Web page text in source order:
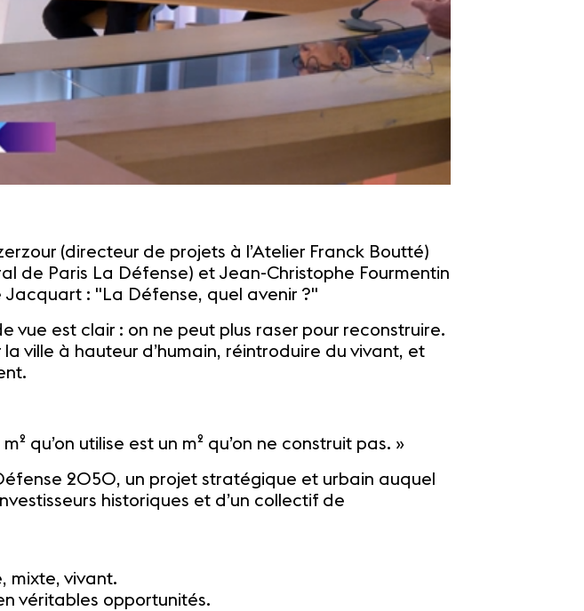
(directeur de projets à l’Atelier Franck Boutté)
de Paris La Défense) et Jean-Christophe Fourmentin
Jacquart : "La Défense, quel avenir ?"
vue est clair : on ne peut plus raser pour reconstruire.
ville à hauteur d’humain, réintroduire du vivant, et
qu’on utilise est un m² qu’on ne construit pas. »
2050, un projet stratégique et urbain auquel
historiques et d’un collectif de
mixte, vivant.
véritables opportunités.